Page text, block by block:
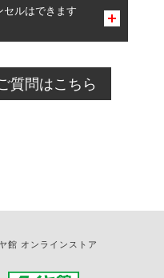
です。
に限り、同時にご予約が
セルはできます
ぎている場合のご予約
接ご予約の店舗まで
質問はこちら
館 オンラインストア